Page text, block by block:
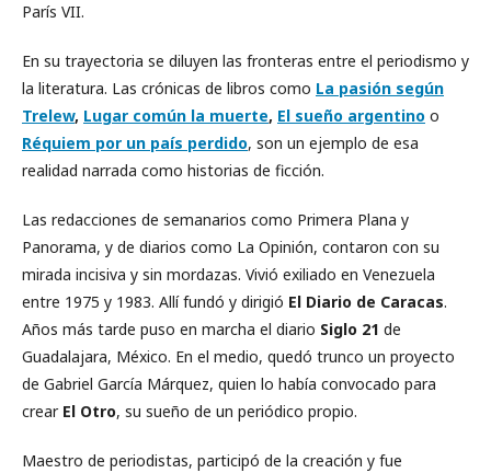
París VII.
En su trayectoria se diluyen las fronteras entre el periodismo y
la literatura. Las crónicas de libros como La pasión según
Trelew, Lugar común la muerte, El sueño argentino o
Réquiem por un país perdido, son un ejemplo de esa
realidad narrada como historias de ficción.
Las redacciones de semanarios como Primera Plana y
Panorama, y de diarios como La Opinión, contaron con su
mirada incisiva y sin mordazas. Vivió exiliado en Venezuela
entre 1975 y 1983. Allí fundó y dirigió El Diario de Caracas.
Años más tarde puso en marcha el diario Siglo 21 de
Guadalajara, México. En el medio, quedó trunco un proyecto
de Gabriel García Márquez, quien lo había convocado para
crear El Otro, su sueño de un periódico propio.
Maestro de periodistas, participó de la creación y fue